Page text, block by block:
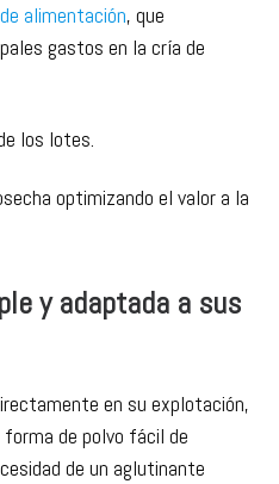
alimentación, que
gastos en la cría de
los lotes.
optimizando el valor a la
y adaptada a sus
en su explotación,
de polvo fácil de
de un aglutinante